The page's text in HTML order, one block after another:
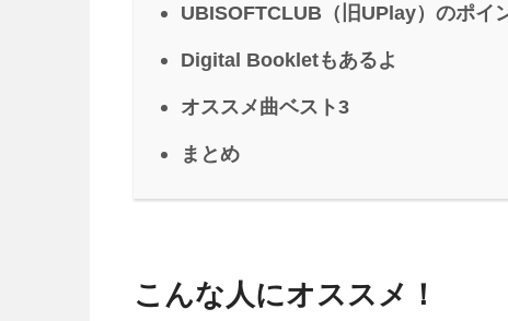
UBISOFTCLUB（旧UPlay）のポイ
Digital Bookletもあるよ
オススメ曲ベスト3
まとめ
こんな人にオススメ！